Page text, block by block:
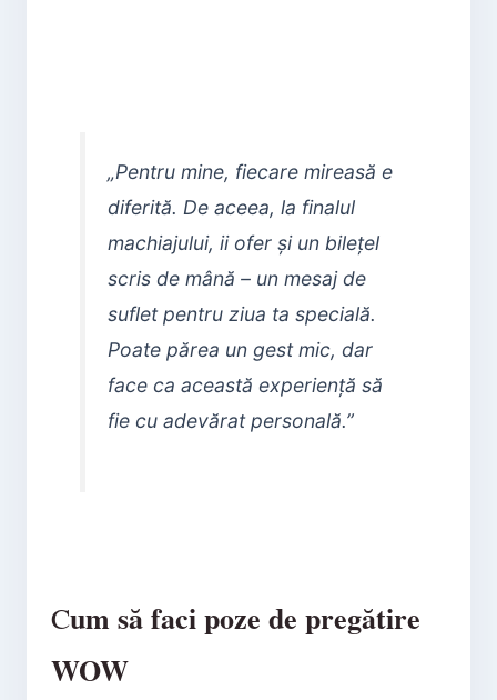
„Pentru mine, fiecare mireasă e
diferită. De aceea, la finalul
machiajului, ii ofer și un bilețel
scris de mână – un mesaj de
suflet pentru ziua ta specială.
Poate părea un gest mic, dar
face ca această experiență să
fie cu adevărat personală.”
Cum să faci poze de pregătire
WOW